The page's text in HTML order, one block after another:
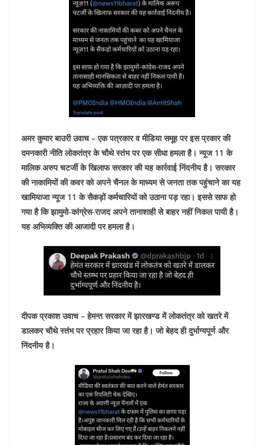
अमर कुमार बाउरी उवाच – एक पत्रकार व मीडिया समूह पर इस प्रकार की
दमनकारी नीति लोकतंत्र के चौथे स्तंभ पर एक सीधा हमला है। न्यूज 11 के
मालिक अरुप चटर्जी के खिलाफ सरकार की यह कार्रवाई निंदनीय है। सरकार
की नाकामियों की कवर को अपने चैनल के माध्यम से जनता तक पहुंचाने का यह
खामियाजा न्यूज 11 के सैकड़ों कर्मचारियों को उठाना पड़ रहा। इससे साफ हो
गया है कि झामुमो-कांग्रेस-राजद अपने तानाशाही से बाहर नहीं निकल पायी है।
यह अभिव्यक्ति की आजादी पर हमला है।
दीपक प्रकाश उवाच – हेमन्त सरकार में झारखण्ड में लोकतंत्र को खतरे में
डालकर चौथे स्तंभ पर प्रहार किया जा रहा है। जो बेहद ही दुर्भाग्यपूर्ण और
निंदनीय है।